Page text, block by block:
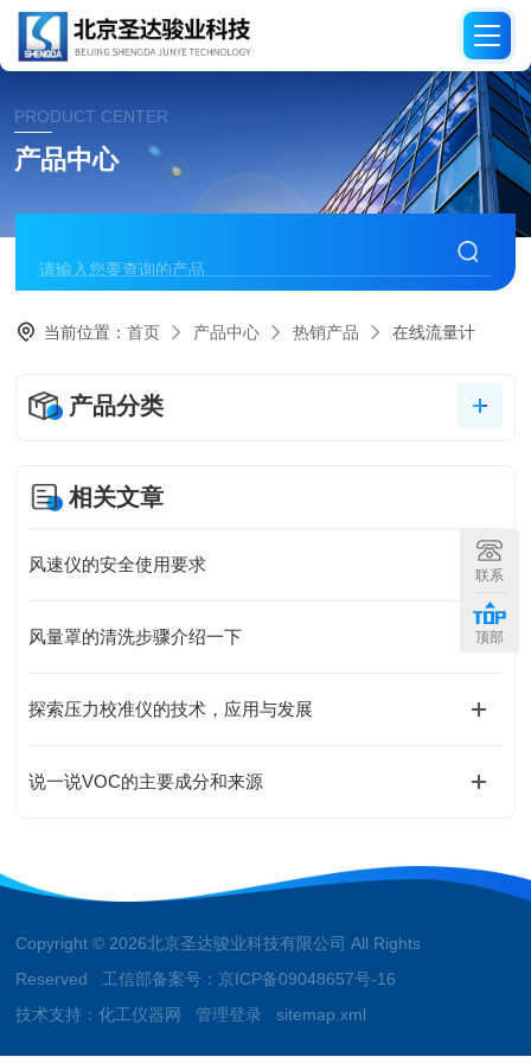
PRODUCT CENTER
产品中心
当前位置：首页 产品中心 热销产品 在线流量计
产品分类
相关文章
风速仪的安全使用要求
风量罩的清洗步骤介绍一下
探索压力校准仪的技术，应用与发展
说一说VOC的主要成分和来源
Copyright © 2026北京圣达骏业科技有限公司 All Rights
Reserved 工信部备案号： 京ICP备09048657号-16
技术支持：化工仪器网 管理登录 sitemap.xml
联系
顶部